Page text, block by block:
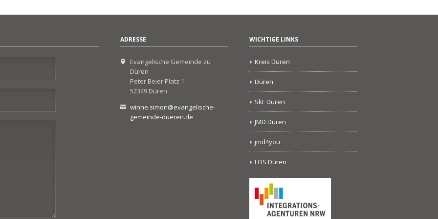
ADRESSE
Evangelische Gemeinde zu
Düren
Peter Beier Platz 1
52349 Düren
winne.simon@evangelische-
gemeinde-dueren.de
WICHTIGE LINKS
Kreis Düren
Düren
SkF Düren
JMD Düren
jmd4you
LOS Düren